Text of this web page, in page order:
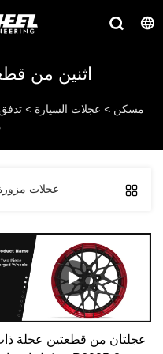
اثنين من
مسكن > عجلات السيارة >
عجلات
عجلتان من قطعتين عجلة